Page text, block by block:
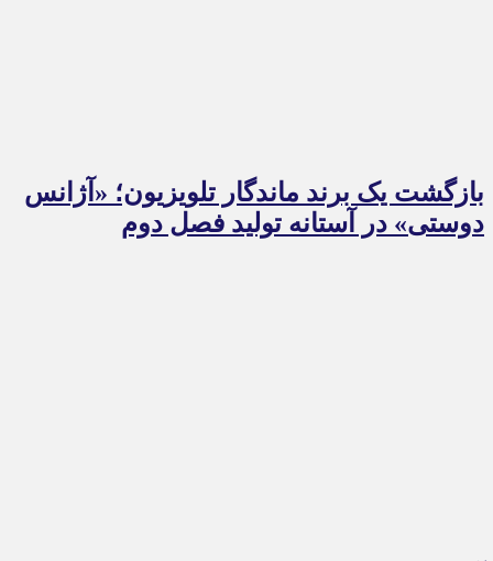
بازگشت یک برند ماندگار تلویزیون؛ «آژانس
دوستی» در آستانه تولید فصل دوم